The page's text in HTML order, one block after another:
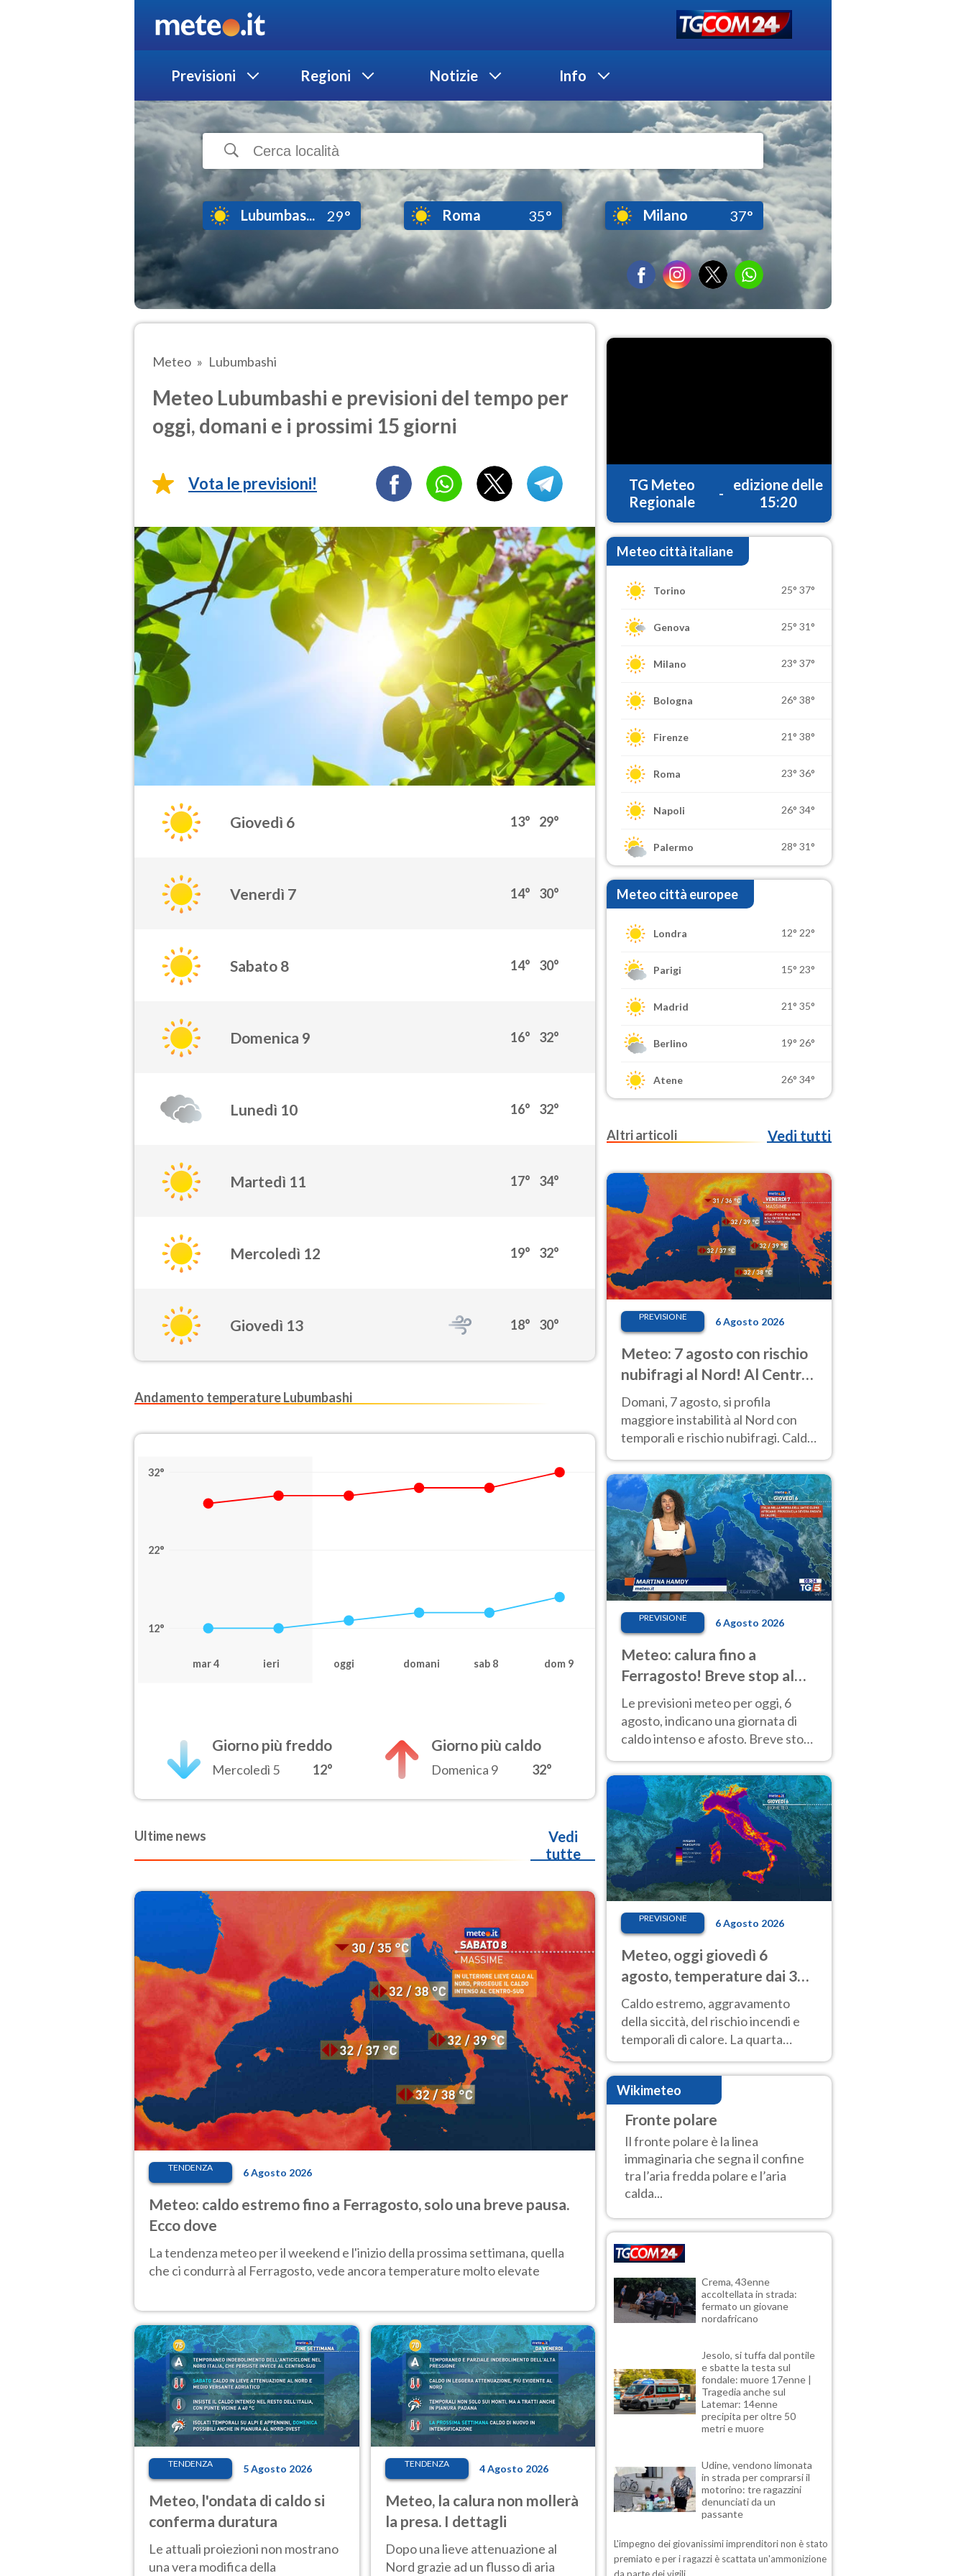
Previsioni Regioni Notizie Info
Lubumbas... 29° Roma 35° Milano 37°
Meteo Lubumbashi
Meteo Lubumbashi e previsioni del tempo per
oggi, domani e i prossimi 15 giorni
Vota le previsioni!
Giovedì 6 13° 29°
Venerdì 7 14° 30°
Sabato 8 14° 30°
Domenica 9 16° 32°
Lunedì 10 16° 32°
Martedì 11 17° 34°
Mercoledì 12 19° 32°
Giovedì 13 18° 30°
Andamento temperature Lubumbashi
32°
22°
12°
mar 4 ieri oggi domani sab 8 dom 9
Giorno più freddo
Mercoledì 5 12°
Giorno più caldo
Domenica 9 32°
Ultime news
Vedi
tutte
TENDENZA 6 Agosto 2026
Meteo: caldo estremo fino a Ferragosto, solo una breve pausa.
Ecco dove
La tendenza meteo per il weekend e l'inizio della prossima settimana, quella
che ci condurrà al Ferragosto, vede ancora temperature molto elevate
TENDENZA 5 Agosto 2026
Meteo, l'ondata di caldo si
conferma duratura
Le attuali proiezioni non mostrano
una vera modifica della
TENDENZA 4 Agosto 2026
Meteo, la calura non mollerà
la presa. I dettagli
Dopo una lieve attenuazione al
Nord grazie ad un flusso di aria
TG Meteo
Regionale
-
edizione delle
15:20
Meteo città italiane
Torino 25° 37°
Genova 25° 31°
Milano 23° 37°
Bologna 26° 38°
Firenze 21° 38°
Roma 23° 36°
Napoli 26° 34°
Palermo 28° 31°
Meteo città europee
Londra 12° 22°
Parigi 15° 23°
Madrid 21° 35°
Berlino 19° 26°
Atene 26° 34°
Altri articoli Vedi tutti
PREVISIONE 6 Agosto 2026
Meteo: 7 agosto con rischio
nubifragi al Nord! Al Centro-
Sud caldo estremo
Domani, 7 agosto, si profila
maggiore instabilità al Nord con
temporali e rischio nubifragi. Caldo
previsioni.
PREVISIONE 6 Agosto 2026
Meteo: calura fino a
Ferragosto! Breve stop al
Nord tra 7 e 9 agosto
Le previsioni meteo per oggi, 6
agosto, indicano una giornata di
caldo intenso e afosto. Breve stop
Nord.
PREVISIONE 6 Agosto 2026
Meteo, oggi giovedì 6
agosto, temperature dai 33
ai 40 gradi
Caldo estremo, aggravamento
della siccità, del rischio incendi e
temporali di calore. La quarta
intensa ondata di calore non dà
tregua e durerà fino Ferragosto
Wikimeteo
Fronte polare
Il fronte polare è la linea
immaginaria che segna il confine
tra l’aria fredda polare e l’aria
calda...
Crema, 43enne
accoltellata in strada:
fermato un giovane
nordafricano
Jesolo, si tuffa dal pontile
e sbatte la testa sul
fondale: muore 17enne |
Tragedia anche sul
Latemar: 14enne
precipita per oltre 50
metri e muore
Udine, vendono limonata
in strada per comprarsi il
motorino: tre ragazzini
denunciati da un
passante
L'impegno dei giovanissimi imprenditori non è stato
premiato e per i ragazzi è scattata un'ammonizione